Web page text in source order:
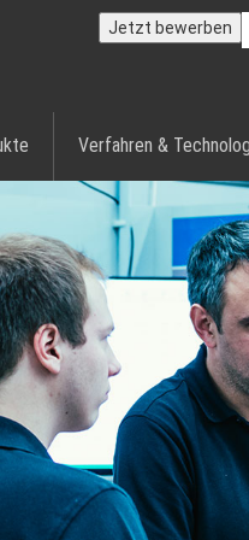
Jetzt bewerben
Verfahren &